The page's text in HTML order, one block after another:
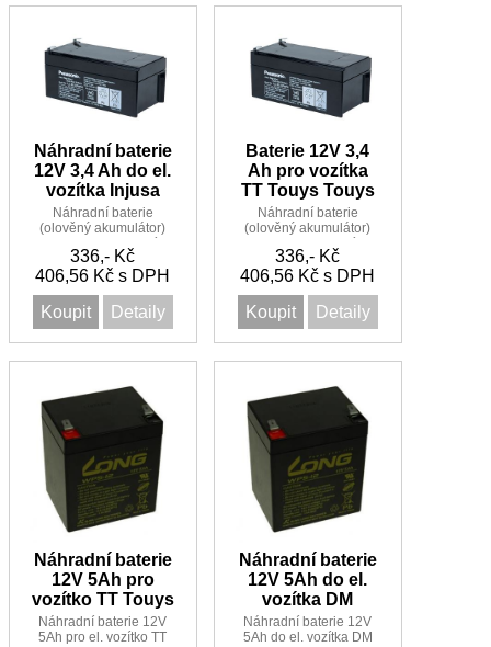
Náhradní baterie
12V 3,4 Ah do el.
vozítka Injusa
Náhradní baterie
(olověný akumulátor)
12V 3,4Ah do el. vozítka
Injusa
336,- Kč
406,56 Kč s DPH
Koupit
Detaily
Baterie 12V 3,4
Ah pro vozítka
TT Touys Touys
Náhradní baterie
(olověný akumulátor)
12V 3,4Ah pro vozítka
TT Touys Touys
336,- Kč
406,56 Kč s DPH
Koupit
Detaily
Náhradní baterie
12V 5Ah pro
vozítko TT Touys
Náhradní baterie 12V
5Ah pro el. vozítko TT
Náhradní baterie
12V 5Ah do el.
vozítka DM
Náhradní baterie 12V
5Ah do el. vozítka DM